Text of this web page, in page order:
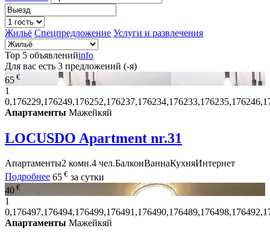
Жильё Спецпредложение Услуги и развлечения
Top 5 объявленийinfo
Для вас есть 3 предложений (-я)
65 €
1
Апартаменты Мажейкяй
LOCUSDO Apartment nr.31
Апартаменты2 комн.4 чел.БалконВаннаКухняИнтернет
Подробнее 65 € за сутки
40 €
1
Апартаменты Мажейкяй